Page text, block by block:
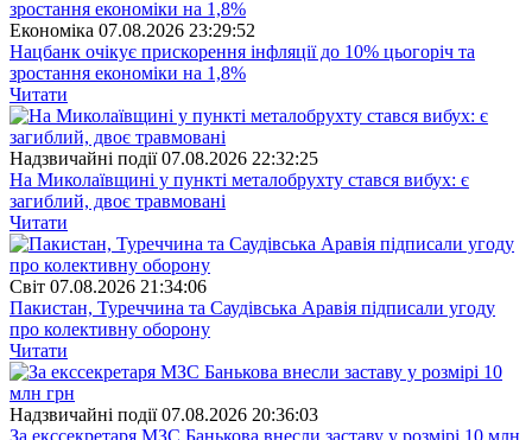
Економіка 07.08.2026 23:29:52
Нацбанк очікує прискорення інфляції до 10% цьогоріч та
зростання економіки на 1,8%
Читати
Надзвичайні події 07.08.2026 22:32:25
На Миколаївщині у пункті металобрухту стався вибух: є
загиблий, двоє травмовані
Читати
Свiт 07.08.2026 21:34:06
Пакистан, Туреччина та Саудівська Аравія підписали угоду
про колективну оборону
Читати
Надзвичайні події 07.08.2026 20:36:03
За екссекретаря МЗС Банькова внесли заставу у розмірі 10 млн